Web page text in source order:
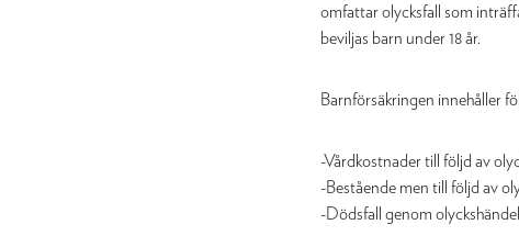
omfattar olycksfall som
beviljas barn under 18 år.
Barnförsäkringen innehåller
-Vårdkostnader till följd av
-Bestående men till följd av
-Dödsfall genom